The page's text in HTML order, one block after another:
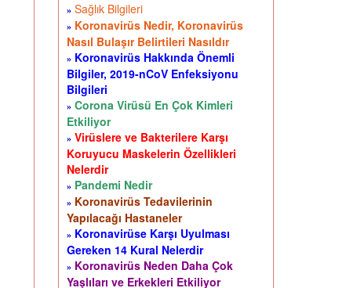
» Sağlık Bilgileri
» Koronavirüs Nedir, Koronavirüs
Nasıl Bulaşır Belirtileri Nasıldır
» Koronavirüs Hakkında Önemli
Bilgiler, 2019-nCoV Enfeksiyonu
Bilgileri
» Corona Virüsü En Çok Kimleri
Etkiliyor
» Virüslere ve Bakterilere Karşı
Koruyucu Maskelerin Özellikleri
Nelerdir
» Pandemi Nedir
» Koronavirüs Tedavilerinin
Yapılacağı Hastaneler
» Koronavirüse Karşı Uyulması
Gereken 14 Kural Nelerdir
» Koronavirüs Neden Daha Çok
Yaşlıları ve Erkekleri Etkiliyor